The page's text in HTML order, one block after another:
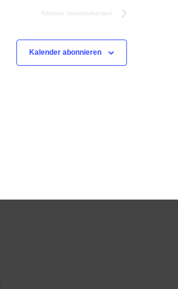
Nächste Veranstaltungen
Kalender abonnieren